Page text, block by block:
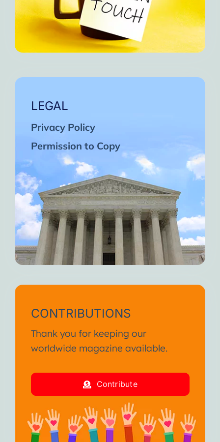
LEGAL
Privacy Policy
Permission to Copy
CONTRIBUTIONS
Thank you for keeping our
worldwide magazine available.
Contribute